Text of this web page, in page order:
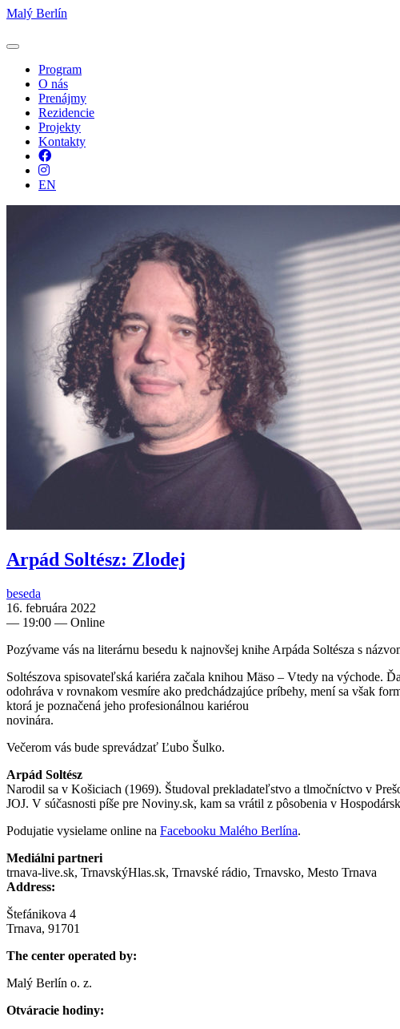
Malý Berlín
Program
O nás
Prenájmy
Rezidencie
Projekty
Kontakty
Facebook
Instagram
EN
Arpád Soltész: Zlodej
beseda
16. februára 2022
— 19:00 — Online
Pozývame vás na literárnu besedu k najnovšej knihe Arpáda Soltésza s
Soltészova spisovateľská kariéra začala knihou Mäso – Vtedy na východe.
odohráva v rovnakom vesmíre ako predchádzajúce príbehy, mení sa však
ktorá je poznačená jeho profesionálnou kariérou
novinára.
Večerom vás bude sprevádzať Ľubo Šulko.
Arpád Soltész
Narodil sa v Košiciach (1969). Študoval prekladateľstvo a tlmočníctvo v
JOJ. V súčasnosti píše pre Noviny.sk, kam sa vrátil z pôsobenia v
Podujatie vysielame online na Facebooku Malého Berlína.
Mediálni partneri
trnava-live.sk, TrnavskýHlas.sk, Trnavské rádio, Trnavsko, Mesto Trnava
Address:
Štefánikova 4
Trnava, 91701
The center operated by:
Malý Berlín o. z.
Otváracie hodiny: